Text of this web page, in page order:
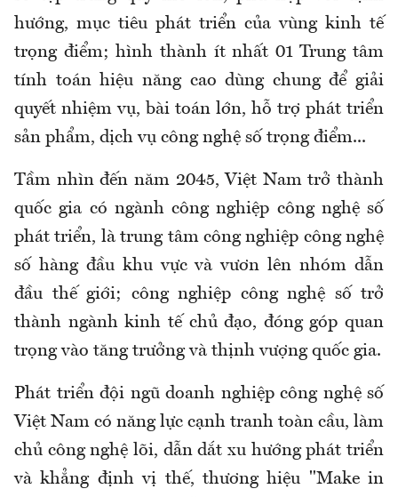
hướng, mục tiêu phát triển của vùng kinh tế
trọng điểm; hình thành ít nhất 01 Trung tâm
tính toán hiệu năng cao dùng chung để giải
quyết nhiệm vụ, bài toán lớn, hỗ trợ phát triển
sản phẩm, dịch vụ công nghệ số trọng điểm...
Tầm nhìn đến năm 2045, Việt Nam trở thành
quốc gia có ngành công nghiệp công nghệ số
phát triển, là trung tâm công nghiệp công nghệ
số hàng đầu khu vực và vươn lên nhóm dẫn
đầu thế giới; công nghiệp công nghệ số trở
thành ngành kinh tế chủ đạo, đóng góp quan
trọng vào tăng trưởng và thịnh vượng quốc gia.
Phát triển đội ngũ doanh nghiệp công nghệ số
Việt Nam có năng lực cạnh tranh toàn cầu, làm
chủ công nghệ lõi, dẫn dắt xu hướng phát triển
và khẳng định vị thế, thương hiệu "Make in